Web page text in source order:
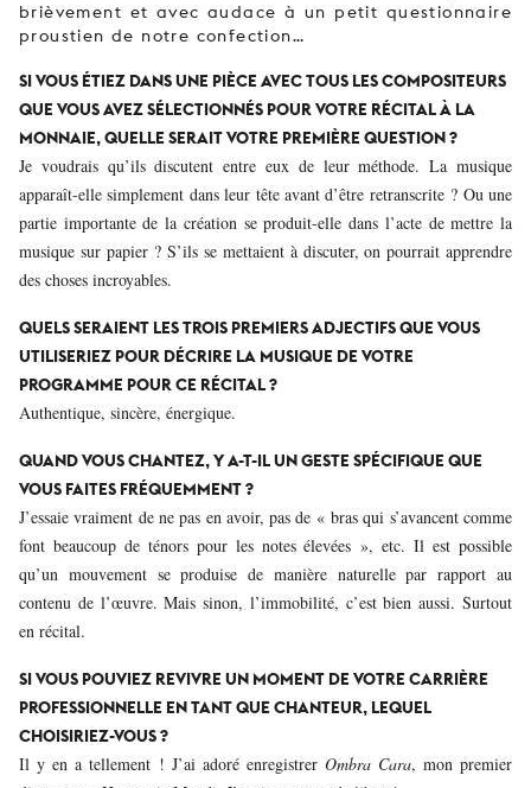
brièvement et avec audace à un petit questionnaire
proustien de notre confection…
SI VOUS ÉTIEZ DANS UNE PIÈCE AVEC TOUS LES COMPOSITEURS
QUE VOUS AVEZ SÉLECTIONNÉS POUR VOTRE RÉCITAL À LA
MONNAIE, QUELLE SERAIT VOTRE PREMIÈRE QUESTION ?
Je voudrais qu’ils discutent entre eux de leur méthode. La musique
apparaît-elle simplement dans leur tête avant d’être retranscrite ? Ou une
partie importante de la création se produit-elle dans l’acte de mettre la
musique sur papier ? S’ils se mettaient à discuter, on pourrait apprendre
des choses incroyables.
QUELS SERAIENT LES TROIS PREMIERS ADJECTIFS QUE VOUS
UTILISERIEZ POUR DÉCRIRE LA MUSIQUE DE VOTRE
PROGRAMME POUR CE RÉCITAL ?
Authentique, sincère, énergique.
QUAND VOUS CHANTEZ, Y A-T-IL UN GESTE SPÉCIFIQUE QUE
VOUS FAITES FRÉQUEMMENT ?
J’essaie vraiment de ne pas en avoir, pas de « bras qui s’avancent comme
font beaucoup de ténors pour les notes élevées », etc. Il est possible
qu’un mouvement se produise de manière naturelle par rapport au
contenu de l’œuvre. Mais sinon, l’immobilité, c’est bien aussi. Surtout
en récital.
SI VOUS POUVIEZ REVIVRE UN MOMENT DE VOTRE CARRIÈRE
PROFESSIONNELLE EN TANT QUE CHANTEUR, LEQUEL
CHOISIRIEZ-VOUS ?
Il y en a tellement ! J’ai adoré enregistrer Ombra Cara, mon premier